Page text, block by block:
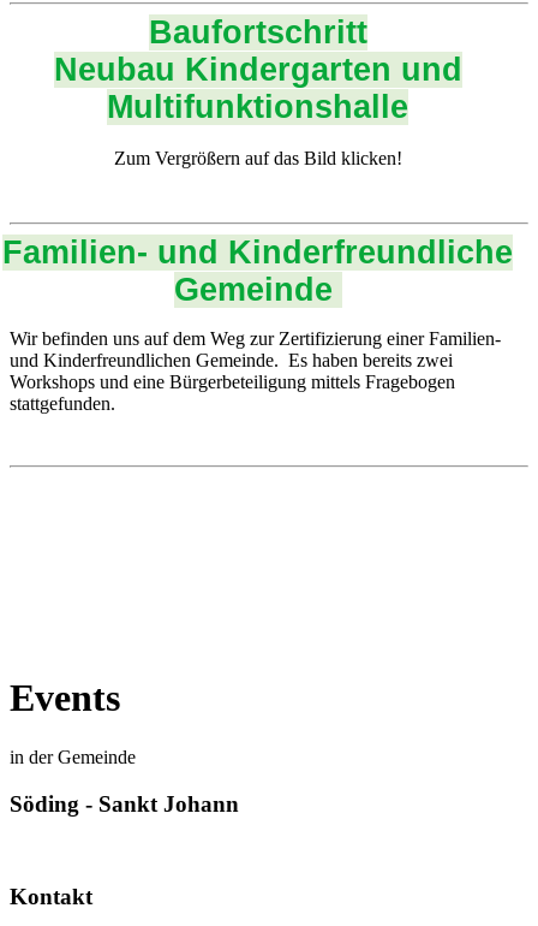
Baufortschritt
Neubau Kindergarten und
Multifunktionshalle
Zum Vergrößern auf das Bild klicken!
Familien- und Kinderfreundliche
Gemeinde
Wir befinden uns auf dem Weg zur Zertifizierung einer Familien-
und Kinderfreundlichen Gemeinde. Es haben bereits zwei
Workshops und eine Bürgerbeteiligung mittels Fragebogen
stattgefunden.
Events
in der Gemeinde
Söding - Sankt Johann
Kontakt